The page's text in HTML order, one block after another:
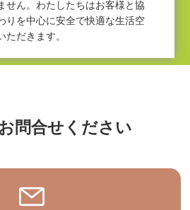
せん。わたしたちはお客様と協
りを中心に安全で快適な生活空
ただきます。
問合せください